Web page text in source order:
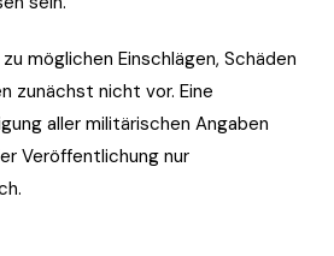
möglichen Einschlägen, Schäden
zunächst nicht vor. Eine
aller militärischen Angaben
Veröffentlichung nur